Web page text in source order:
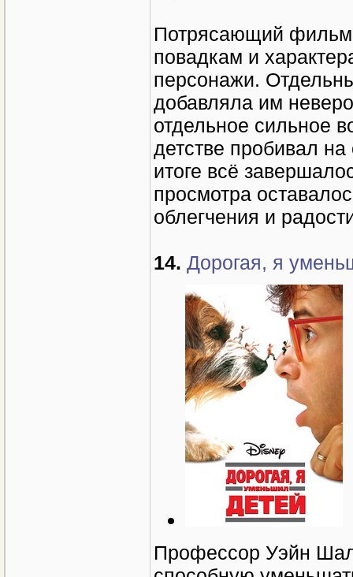
Потрясающий
повадкам и
персонажи.
добавляла им
отдельное сильное
детстве пробивал
итоге всё
просмотра
облегчения и
14. Дорогая, я
Профессор Уэйн